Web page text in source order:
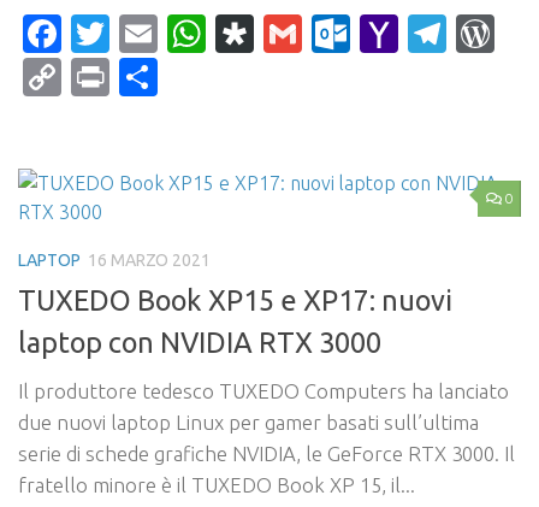
Facebook
Twitter
EmailWhatsApp
Diaspora
Gmail Yahoo
CopyPrint
0
LAPTOP 16 MARZO 2021
TUXEDO Book XP15 e XP17: nuovi
laptop con NVIDIA RTX 3000
Il produttore tedesco TUXEDO Computers ha lanciato
due nuovi laptop Linux per gamer basati sull’ultima
serie di schede grafiche NVIDIA, le GeForce RTX 3000. Il
fratello minore è il TUXEDO Book XP 15, il...